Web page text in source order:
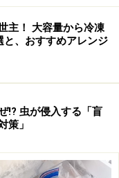
みに違いがあると
、自分が売りたい
どうか判断してか
と洋服の場合は、
主！ 大容量から冷凍
と、おすすめアレンジ
!? 虫が侵入する「盲
策」